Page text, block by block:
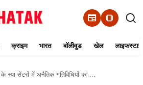
newspaper amp_stories
क्राइम भारत बॉलीवुड खेल
में अनैतिक गतिविधियों का खुलासा, युवाओं और बच्चों को बनाया जा रहा निशाना